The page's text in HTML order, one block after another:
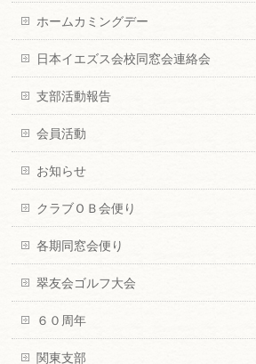
ホームカミングデー
日本イエズス会校同窓会連絡会
支部活動報告
会員活動
お知らせ
クラブＯＢ会便り
各期同窓会便り
翠友会ゴルフ大会
６０周年
関東支部